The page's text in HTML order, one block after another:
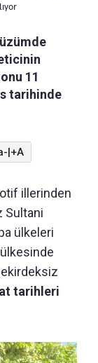
11
tarihinde
|+A
illerinden
Sultani
ülkeleri
tarihleri